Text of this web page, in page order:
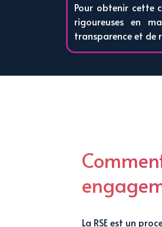
Pour obtenir cette
rigoureuses en
transparence et de
La RSE est un